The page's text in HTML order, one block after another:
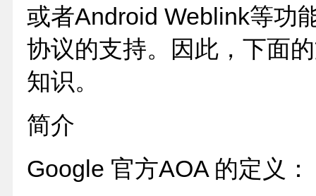
或者Android Weblink等功
协议的支持。因此，下面
知识。
简介
Google 官方AOA 的定义：